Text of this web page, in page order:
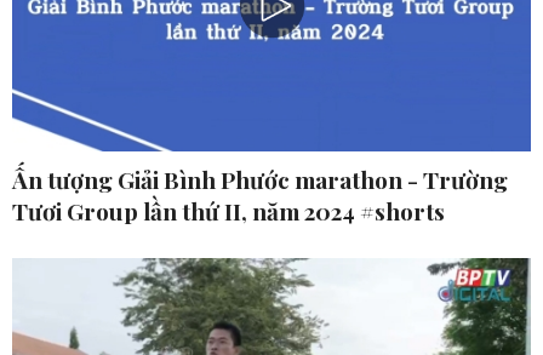
Ấn tượng Giải Bình Phước marathon - Trường
Tươi Group lần thứ II, năm 2024 #shorts